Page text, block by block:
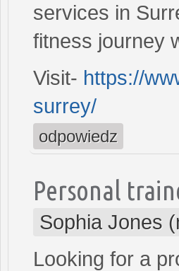
services in
fitness journey
Visit- https://
surrey/
odpowiedz
Personal
Sophia Jones
Looking for a